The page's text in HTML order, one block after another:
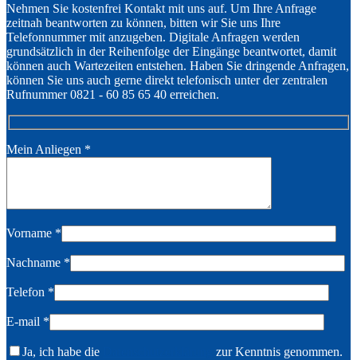
Nehmen Sie kostenfrei Kontakt mit uns auf. Um Ihre Anfrage
zeitnah beantworten zu können, bitten wir Sie uns Ihre
Telefonnummer mit anzugeben. Digitale Anfragen werden
grundsätzlich in der Reihenfolge der Eingänge beantwortet, damit
können auch Wartezeiten entstehen. Haben Sie dringende Anfragen,
können Sie uns auch gerne direkt telefonisch unter der zentralen
Rufnummer 0821 - 60 85 65 40 erreichen.
Mein Anliegen *
Vorname *
Nachname *
Telefon *
E-mail *
Ja, ich habe die
zur Kenntnis genommen.